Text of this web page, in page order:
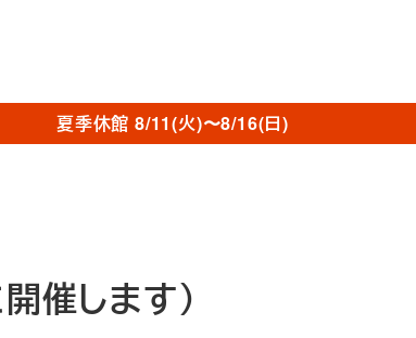
夏季休館 8/11(火)〜8/16(日)
催します）